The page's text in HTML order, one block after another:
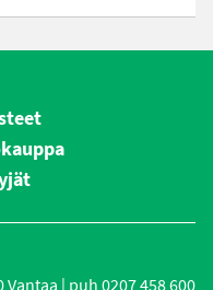
| puh 0207 458 600